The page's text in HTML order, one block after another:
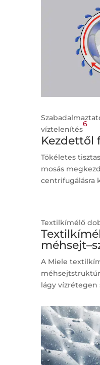
víztelenítés
6
Kezdettől
Tökéletes
mosás
centrifugálásra
Textilkímélő
A Miele
lágy vízrétegen